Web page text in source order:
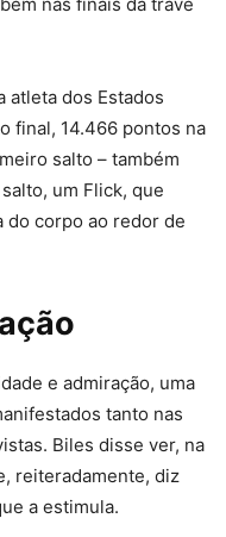
atleta dos Estados
final, 14.466 pontos na
salto – também
um Flick, que
do corpo ao redor de
e admiração, uma
tanto nas
Biles disse ver, na
reiteradamente, diz
a estimula.